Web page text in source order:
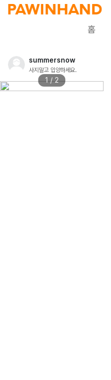
홈
summersnow
사지말고 입양하세요.
1 / 2